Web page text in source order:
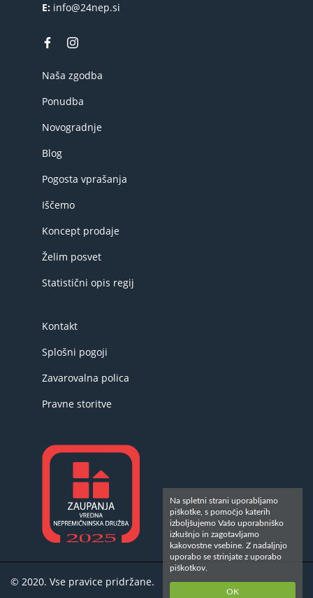
E: info@24nep.si
Naša zgodba
Ponudba
Novogradnje
Blog
Pogosta vprašanja
Iščemo
Koncept prodaje
Želim posvet
Statistični opis regij
Kontakt
Splošni pogoji
Zavarovalna polica
Pravne storitve
© 2020. Vse pravice pridržane.
Na spletni strani uporabljamo
piškotke, s pomočjo katerih
izboljšujemo Vašo uporabniško
izkušnjo in zagotavljamo
kakovostne vsebine. Z nadaljnjo
uporabo se strinjate z uporabo
piškotkov.
OK